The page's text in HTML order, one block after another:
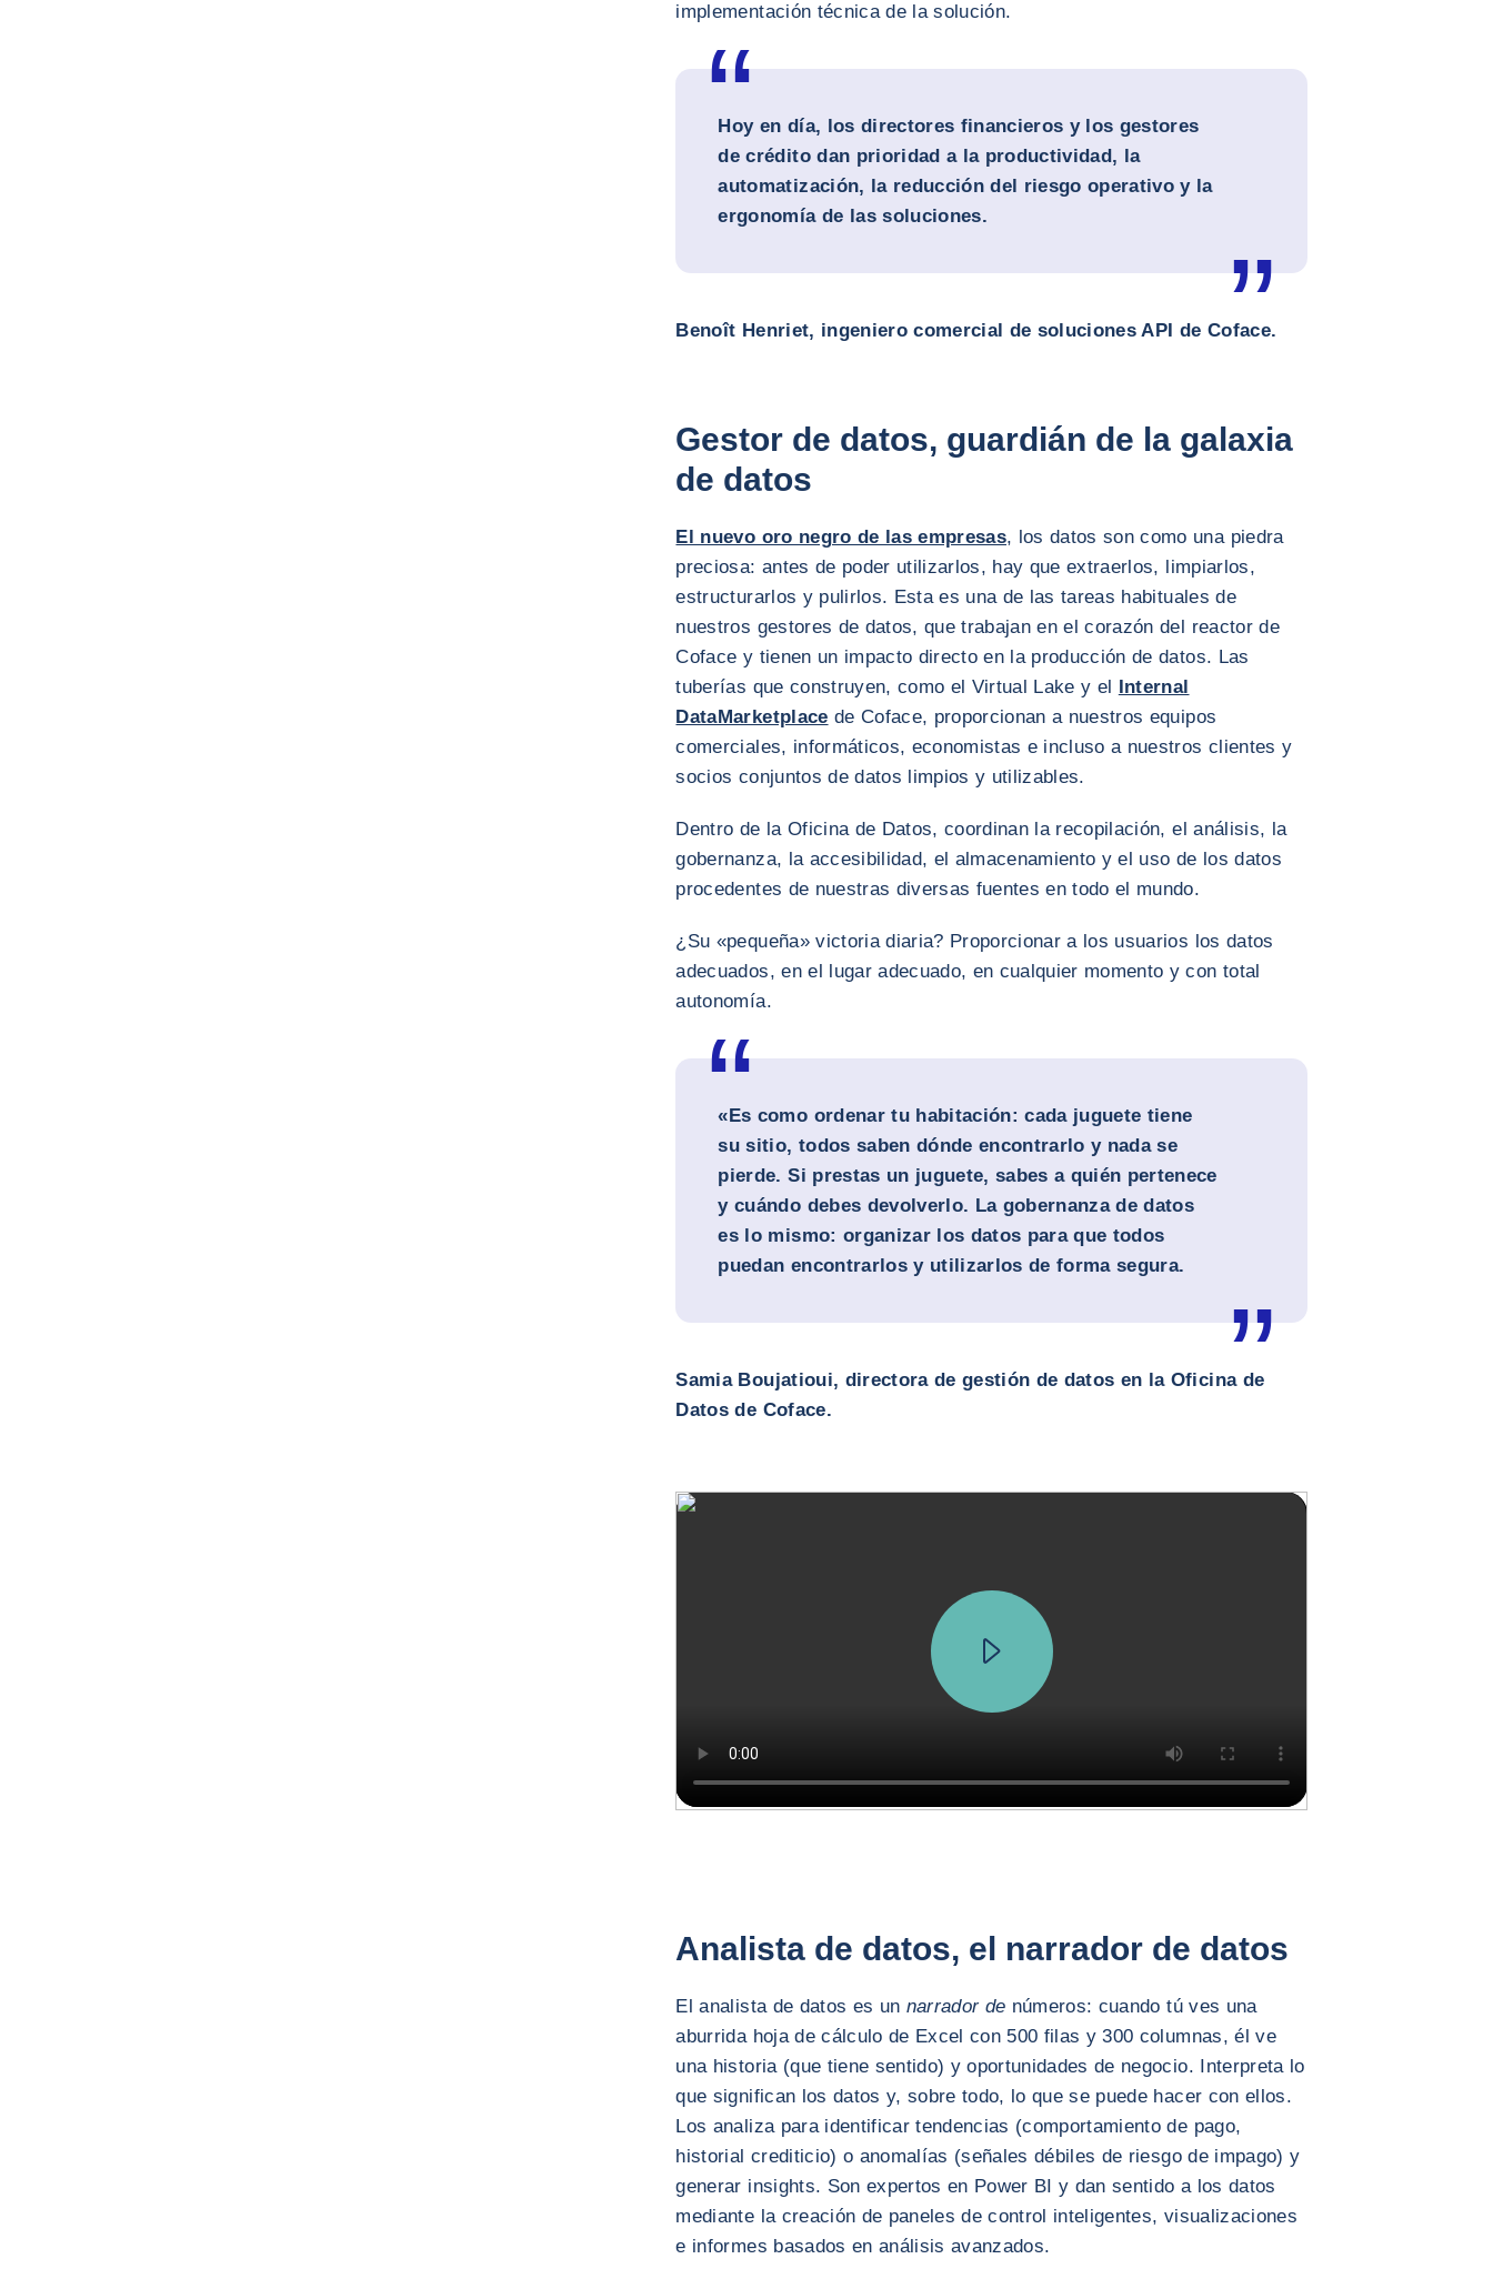
implementación técnica de la solución.
Hoy en día, los directores financieros y los gestores
de crédito dan prioridad a la productividad, la
automatización, la reducción del riesgo operativo y la
ergonomía de las soluciones.
Benoît Henriet, ingeniero comercial de soluciones API de Coface.
Gestor de datos, guardián de la galaxia
de datos
El nuevo oro negro de las empresas, los datos son como una piedra
preciosa: antes de poder utilizarlos, hay que extraerlos, limpiarlos,
estructurarlos y pulirlos. Esta es una de las tareas habituales de
nuestros gestores de datos, que trabajan en el corazón del reactor de
Coface y tienen un impacto directo en la producción de datos. Las
tuberías que construyen, como el Virtual Lake y el Internal
DataMarketplace de Coface, proporcionan a nuestros equipos
comerciales, informáticos, economistas e incluso a nuestros clientes y
socios conjuntos de datos limpios y utilizables.
Dentro de la Oficina de Datos, coordinan la recopilación, el análisis, la
gobernanza, la accesibilidad, el almacenamiento y el uso de los datos
procedentes de nuestras diversas fuentes en todo el mundo.
¿Su «pequeña» victoria diaria? Proporcionar a los usuarios los datos
adecuados, en el lugar adecuado, en cualquier momento y con total
autonomía.
«Es como ordenar tu habitación: cada juguete tiene
su sitio, todos saben dónde encontrarlo y nada se
pierde. Si prestas un juguete, sabes a quién pertenece
y cuándo debes devolverlo. La gobernanza de datos
es lo mismo: organizar los datos para que todos
puedan encontrarlos y utilizarlos de forma segura.
Samia Boujatioui, directora de gestión de datos en la Oficina de
Datos de Coface.
Analista de datos, el narrador de datos
El analista de datos es un narrador de números: cuando tú ves una
aburrida hoja de cálculo de Excel con 500 filas y 300 columnas, él ve
una historia (que tiene sentido) y oportunidades de negocio. Interpreta lo
que significan los datos y, sobre todo, lo que se puede hacer con ellos.
Los analiza para identificar tendencias (comportamiento de pago,
historial crediticio) o anomalías (señales débiles de riesgo de impago) y
generar insights. Son expertos en Power BI y dan sentido a los datos
mediante la creación de paneles de control inteligentes, visualizaciones
e informes basados en análisis avanzados.